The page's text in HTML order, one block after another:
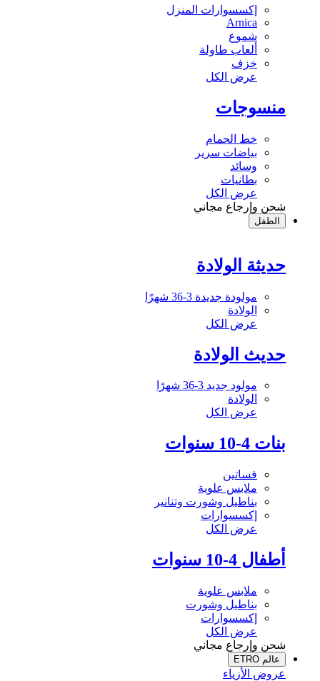
إكسسوارات المنزل
Arnica
شموع
ألعاب طاولة
خزف
عرض الكل
منسوجات
خط الحمام
بياضات سرير
وسائد
بطانيات
عرض الكل
شحن وإرجاع مجاني
الطفل
حديثة الولادة
مولودة جديدة 3-36 شهرًا
الولادة
عرض الكل
حديث الولادة
مولود جديد 3-36 شهرًا
الولادة
عرض الكل
بنات 4-10 سنوات
فساتين
ملابس علوية
بناطيل وشورت وتنانير
إكسسوارات
عرض الكل
أطفال 4-10 سنوات
ملابس علوية
بناطيل وشورت
إكسسوارات
عرض الكل
شحن وإرجاع مجاني
عالم ETRO
عروض الأزياء